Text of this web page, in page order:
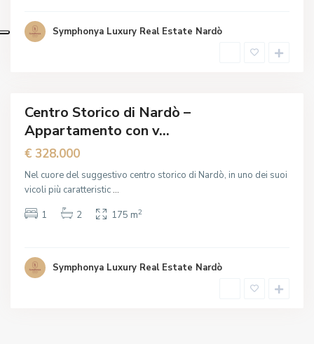
Symphonya Luxury Real Estate Nardò
ò
,
L
Centro Storico di Nardò –
Appartamento con v...
€ 328.000
Nel cuore del suggestivo centro storico di Nardò, in uno dei suoi
vicoli più caratteristic...
1
2 175 m2
Symphonya Luxury Real Estate Nardò